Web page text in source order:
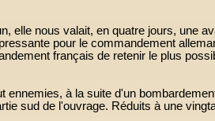
elle nous valait, en quatre jours, une
pour le commandement
français de retenir le plus
ennemies, à la suite d'un
sud de l'ouvrage. Réduits à une